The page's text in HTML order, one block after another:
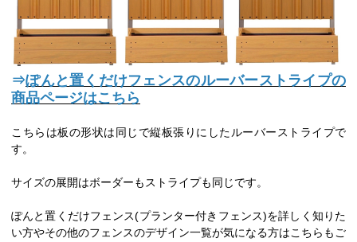
⇒ぽんと置くだけフェンスのルーバーストライプの
商品ページはこちら
こちらは板の形状は同じで縦板張りにしたルーバーストライプで
す。
サイズの展開はボーダーもストライプも同じです。
ぽんと置くだけフェンス(プランター付きフェンス)を詳しく知りた
い方やその他のフェンスのデザイン一覧が気になる方はこちらもご